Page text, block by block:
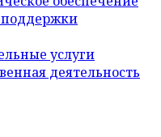
услуги
деятельность